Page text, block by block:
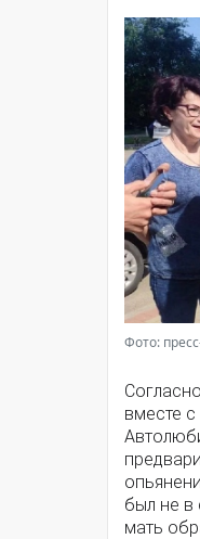
Фото:
вместе
был не в
мать